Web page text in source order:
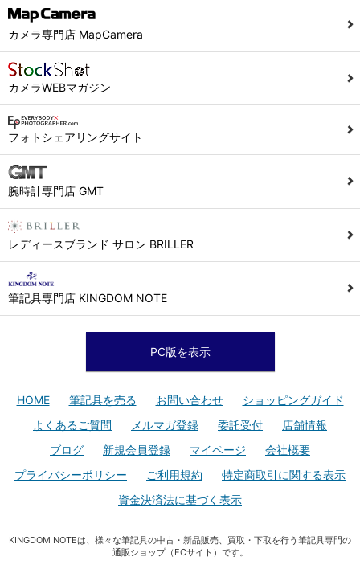
カメラ専門店 MapCamera
カメラWEBマガジン
フォトシェアリングサイト
腕時計専門店 GMT
レディースブランド サロン BRILLER
筆記具専門店 KINGDOM NOTE
PC版を表示
HOME 筆記具を売る お問い合わせ
ショッピングガイド
よくあるご質問
メルマガ登録 委託受付
店舗情報
ブログ
新規会員登録 マイページ
会社概要
プライバシーポリシー
ご利用規約
特定商取引に関する表示
資金決済法に基づく表示
KINGDOM NOTEは、様々な筆記具の中古・新品販売、買取・下取を行う筆記具専門の
通販ショップ（ECサイト）です。